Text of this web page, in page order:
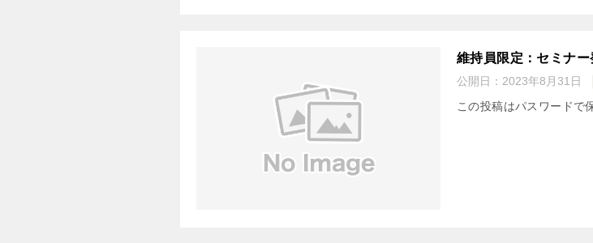
維持員限定：セミナー
公開日： 2023年8月31日
この投稿はパスワードで